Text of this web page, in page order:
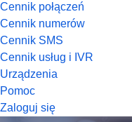
Cennik połączeń
Cennik numerów
Cennik SMS
Cennik usług i IVR
Urządzenia
Pomoc
Zaloguj się